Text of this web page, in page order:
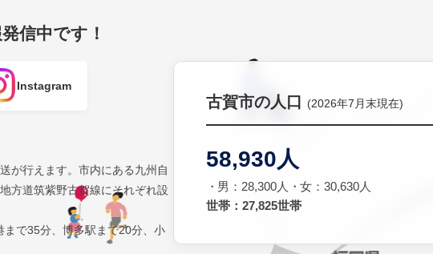
信中です！
Instagram
が行えます。市内にある九州自
方道筑紫野古賀線にそれぞれ設
で35分、博多駅まで20分、小
古賀市の人口 (2026年7月末現在)
58,930人
男：28,300人
女：30,630人
世帯：27,825世帯